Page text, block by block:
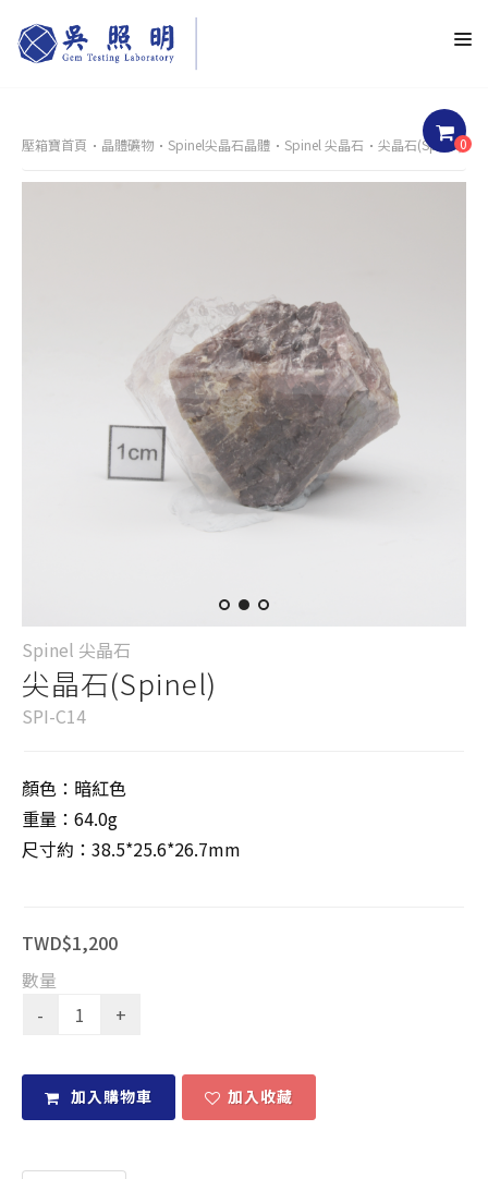
0
壓箱寶首頁 晶體礦物 Spinel尖晶石晶體 Spinel 尖晶石 尖晶石(Spinel)
Spinel 尖晶石
尖晶石(Spinel)
SPI-C14
顏色：暗紅色
重量：64.0g
尺寸約：38.5*25.6*26.7mm
TWD$1,200
數量
加入購物車 加入收藏